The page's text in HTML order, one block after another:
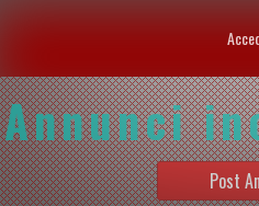
Annunci
Post